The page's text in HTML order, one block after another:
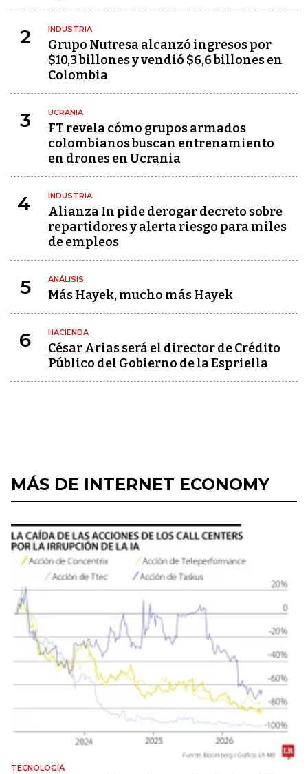
2 INDUSTRIA
Grupo Nutresa alcanzó ingresos por
$10,3 billones y vendió $6,6 billones en
Colombia
3 UCRANIA
FT revela cómo grupos armados
colombianos buscan entrenamiento
en drones en Ucrania
4 INDUSTRIA
Alianza In pide derogar decreto sobre
repartidores y alerta riesgo para miles
de empleos
5 ANÁLISIS
Más Hayek, mucho más Hayek
6 HACIENDA
César Arias será el director de Crédito
Público del Gobierno de la Espriella
MÁS DE INTERNET ECONOMY
TECNOLOGÍA